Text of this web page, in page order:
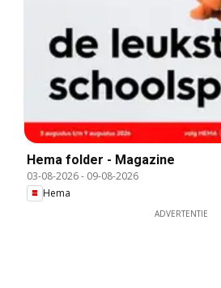
Hema folder - Magazine
03-08-2026- 09-08-2026
Hema
ADVERTENTIE